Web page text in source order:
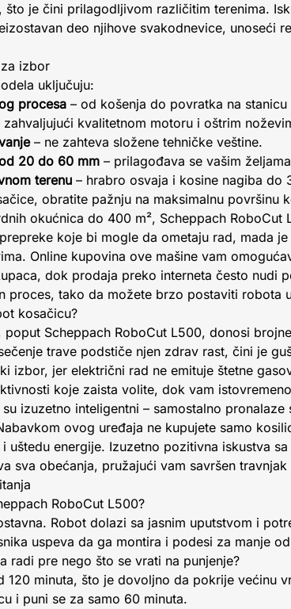
što je čini prilagodljivom različitim terenima.
deo njihove svakodnevice, unoseći
izbor
uključuju:
procesa – od košenja do povratka na stanicu
kvalitetnom motoru i oštrim
– ne zahteva složene tehničke veštine.
20 do 60 mm – prilagođava se vašim
terenu – hrabro osvaja i kosine nagiba do
obratite pažnju na maksimalnu površinu
okućnica do 400 m², Scheppach RoboCut
koje bi mogle da ometaju rad, mada
Online kupovina ove mašine vam
dok prodaja preko interneta često nudi
proces, tako da možete brzo postaviti robota
kosačicu?
Scheppach RoboCut L500, donosi
trave podstiče njen zdrav rast, čini je
izbor, jer električni rad ne emituje štetne
koje zaista volite, dok vam
izuzetno inteligentni – samostalno
ovog uređaja ne kupujete samo
uštedu energije. Izuzetno pozitivna iskustva
sva obećanja, pružajući vam savršen
RoboCut L500?
Robot dolazi sa jasnim uputstvom i
uspeva da ga montira i podesi za manje
radi pre nego što se vrati na punjenje?
120 minuta, što je dovoljno da pokrije većinu
i puni se za samo 60 minuta.